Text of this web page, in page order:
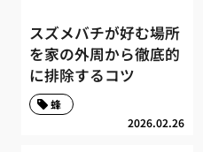
スズメバチが好む場所
を家の外周から徹底的
に排除するコツ
2026.02.26
蜂